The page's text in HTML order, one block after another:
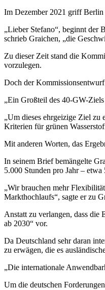
Im Dezember 2021 griff Berlin
„Lieber Stefano“, beginnt der
schrieb Graichen, „die
Zu dieser Zeit stand die
vorzulegen.
Doch der
„Ein Großteil des 40-GW-
„Um dieses ehrgeizige Ziel zu
Kriterien für grünen
Mit anderen Worten, das
In seinem Brief bemängelte
5.000 Stunden pro Jahr –
„Wir brauchen mehr
Markthochlaufs“, sagte er zu
Anstatt zu verlangen, dass die
ab 2030“ vor.
Da Deutschland sehr daran
zu erwägen, die es
„Die internationale
Um die deutschen